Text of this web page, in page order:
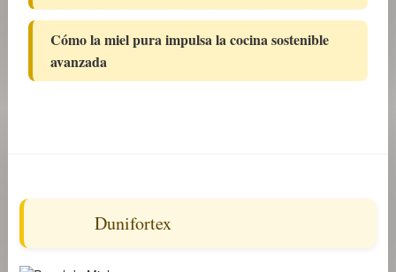
Cómo la miel pura impulsa la cocina sostenible
avanzada
Dunifortex